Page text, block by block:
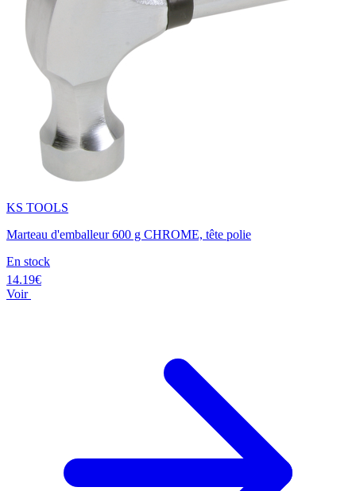
KS TOOLS
Marteau d'emballeur 600 g CHROME, tête polie
En stock
14.19€
Voir